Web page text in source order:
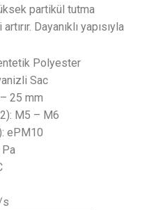
partikül tutma
Dayanıklı yapısıyla
Polyester
Sac
– 25 mm
M5 – M6
ePM10
Pa
s